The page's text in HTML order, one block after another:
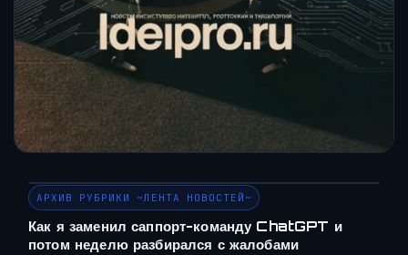
АРХИВ РУБРИКИ ~ЛЕНТА НОВОСТЕЙ~
Как я заменил саппорт-команду ChatGPT и
потом неделю разбирался с жалобами